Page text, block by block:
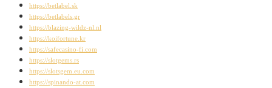
https://betlabel.sk
https://betlabels.gr
https://blazing-wildz-nl.nl
https://koifortune.kr
https://safecasino-fi.com
https://slotgems.rs
https://slotsgem.eu.com
https://spinando-at.com